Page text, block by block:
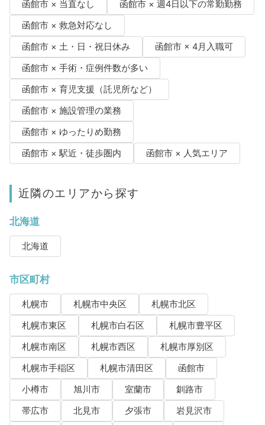
函館市 × 当直なし
函館市 × 週4日以下の常勤勤務
函館市 × 救急対応なし
函館市 × 土・日・祝日休み
函館市 × 4月入職可
函館市 × 手術・症例件数が多い
函館市 × 育児支援（託児所など）
函館市 × 施設管理の業務
函館市 × ゆったりめ勤務
函館市 × 駅近・徒歩圏内
函館市 × 人気エリア
近隣のエリアから探す
北海道
北海道
市区町村
札幌市 札幌市中央区
札幌市北区
札幌市東区
札幌市白石区
札幌市豊平区
札幌市南区
札幌市西区
札幌市厚別区
札幌市手稲区
札幌市清田区
函館市
小樽市
旭川市 室蘭市
釧路市
帯広市
北見市 夕張市 岩見沢市